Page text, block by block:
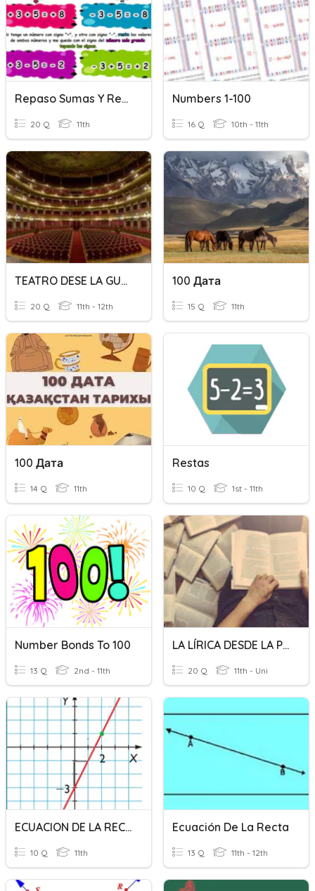
Repaso Sumas Y Restas De Números Enteros
20 Q 11th
Numbers 1-100
16 Q 10th - 11th
TEATRO DESE LA GUERRA HASTA LOS 50
20 Q 11th - 12th
100 Дата
15 Q 11th
100 Дата
14 Q 11th
Restas
10 Q 1st - 11th
Number Bonds To 100
13 Q 2nd - 11th
LA LÍRICA DESDE LA POSGUERRA HASTA LOS 50
20 Q 11th - Uni
ECUACION DE LA RECTA
10 Q 11th
Ecuación De La Recta
13 Q 11th - 12th